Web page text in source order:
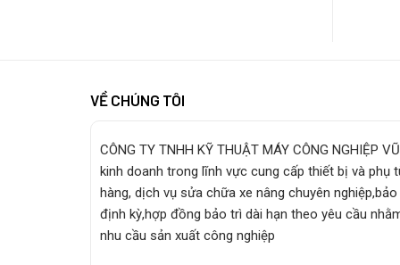
VỀ CHÚNG TÔI
CÔNG TY TNHH KỸ THUẬT MÁY CÔNG NGHIỆP
kinh doanh trong lĩnh vực cung cấp thiết bị và phụ
hàng, dịch vụ sửa chữa xe nâng chuyên
định kỳ,hợp đồng bảo trì dài hạn theo yêu cầu
nhu cầu sản xuất công nghiệp